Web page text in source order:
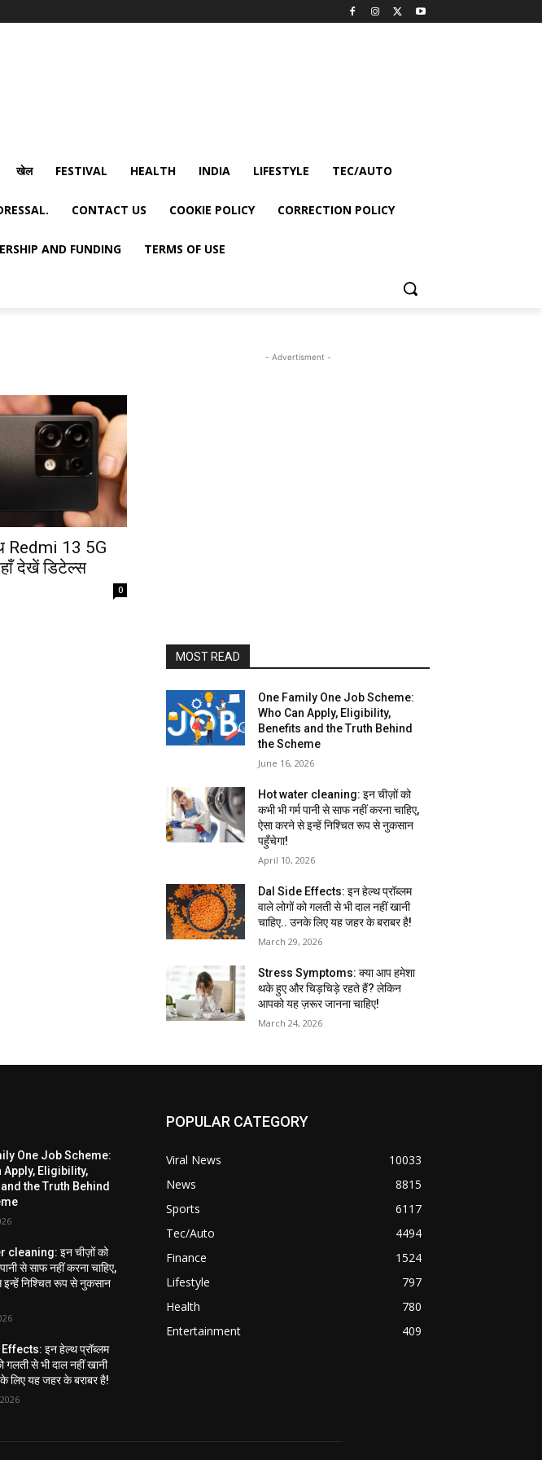
खेल FESTIVAL HEALTH INDIA LIFESTYLE TEC/AUTO
CONTACT US COOKIE POLICY CORRECTION POLICY
AND FUNDING TERMS OF USE
Redmi 13 5G
देखें डिटेल्स
0
- Advertisment -
MOST READ
One Family One Job Scheme:
Who Can Apply, Eligibility,
Benefits and the Truth Behind
the Scheme
June 16, 2026
Hot water cleaning: इन चीज़ों को
कभी भी गर्म पानी से साफ नहीं करना चाहिए,
ऐसा करने से इन्हें निश्चित रूप से नुकसान
पहुँचेगा!
April 10, 2026
Dal Side Effects: इन हेल्थ प्रॉब्लम
वाले लोगों को गलती से भी दाल नहीं खानी
चाहिए.. उनके लिए यह जहर के बराबर है!
March 29, 2026
Stress Symptoms: क्या आप हमेशा
थके हुए और चिड़चिड़े रहते हैं? लेकिन
आपको यह ज़रूर जानना चाहिए!
March 24, 2026
One Job Scheme:
Apply, Eligibility,
the Truth Behind
cleaning: इन चीज़ों को
से साफ नहीं करना चाहिए,
इन्हें निश्चित रूप से नुकसान
इन हेल्थ प्रॉब्लम
गलती से भी दाल नहीं खानी
लिए यह जहर के बराबर है!
POPULAR CATEGORY
Viral News
10033
News
8815
Sports
6117
Tec/Auto
4494
Finance
1524
Lifestyle
797
Health
780
Entertainment
409